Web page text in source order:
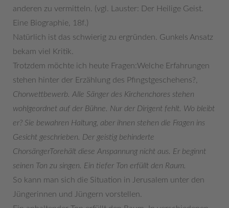
anderen zu vermitteln. (vgl. Lauster: Der Heilige Geist.
Eine Biographie, 18f.)
Natürlich ist das schwierig zu ergründen. Gunkels Ansatz
bekam viel Kritik.
Trotzdem möchte ich heute Fragen:Welche Erfahrungen
stehen hinter der Erzählung des Pfingstgeschehens?,
Chorwettbewerb. Alle Sänger des Kirchenchores stehen
wohlgeordnet auf der Bühne. Nur der Dirigent fehlt. Wo bleibt
er? Sie bewahren Haltung, aber ihnen stehen die Fragen ins
Gesicht geschrieben. Der geistig behinderte
ChorsängerTorehält diese Anspannung nicht aus. Er beginnt
seinen Ton zu singen. Ein tiefer Ton erfüllt den Raum.
So kann man sich die Situation in Jerusalem unter den
Jüngerinnen und Jüngern vorstellen.